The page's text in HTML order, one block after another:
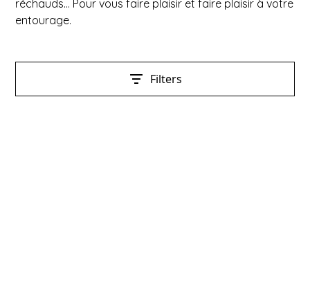
réchauds… Pour vous faire plaisir et faire plaisir à votre
entourage.
Filters